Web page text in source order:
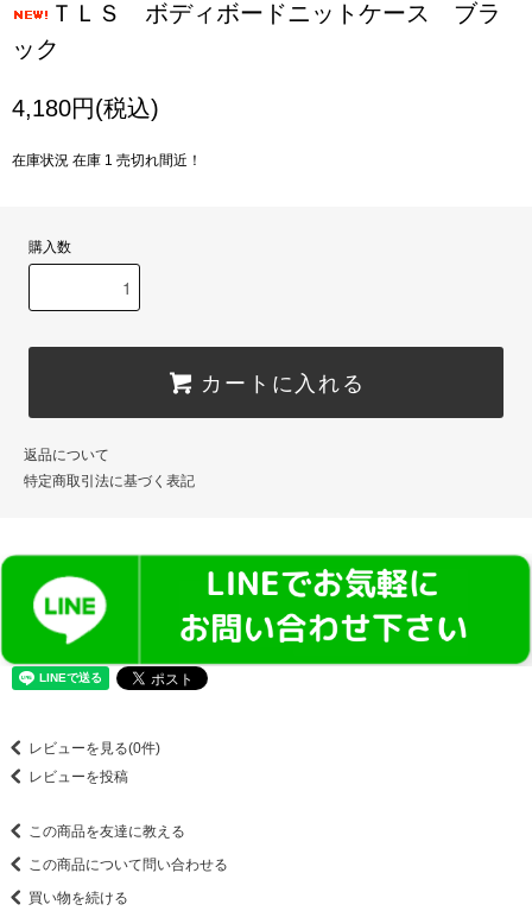
ＴＬＳ ボディボードニットケース ブラ
ック
4,180円(税込)
在庫状況 在庫 1 売切れ間近！
購入数
カートに入れる
返品について
特定商取引法に基づく表記
レビューを見る(0件)
レビューを投稿
この商品を友達に教える
この商品について問い合わせる
買い物を続ける